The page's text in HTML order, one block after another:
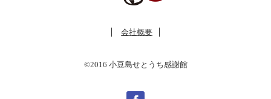
会社概要
©2016 小豆島せとうち感謝館